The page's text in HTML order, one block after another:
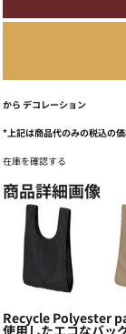
から デコレーション
*上記は商品代のみの税込の
在庫を確認する
商品詳細画像
Recycle Polyester